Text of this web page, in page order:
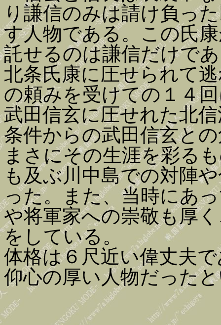
り謙信のみは請け負っ
す人物である。この氏
託せるのは謙信だけで
北条氏康に圧せられて
の頼みを受けての１４
武田信玄に圧せれた北
条件からの武田信玄と
まさにその生涯を彩る
も及ぶ川中島での対陣
った。また、当時にあ
や将軍家への崇敬も厚
をしている。
体格は６尺近い偉丈夫
仰心の厚い人物だった